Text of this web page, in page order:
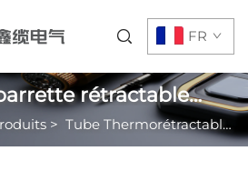
FR
rétractable
1kv
> Tube Thermorétractable